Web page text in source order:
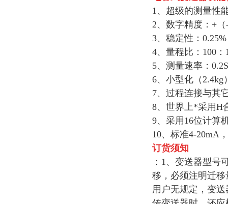
1、超级的测量性
2、数字精度：+（
3、稳定性：
4、量程比：100：
5、测量速率：
6、小型化（
7、过程连接与其
8、世界上*采用H
9、采用16位计算
10、标准4-20mA
订货须知
：1、变送器型号
移，必须注明迁
用户无规定，变